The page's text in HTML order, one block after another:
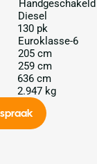
Handgeschakeld
Diesel
130 pk
Euroklasse-6
205 cm
259 cm
636 cm
2.947 kg